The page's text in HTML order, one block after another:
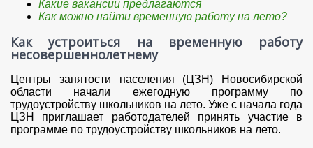
Какие вакансии предлагаются
Как можно найти временную работу на лето?
Как устроиться на временную работу
несовершеннолетнему
Центры занятости населения (ЦЗН) Новосибирской
области начали ежегодную программу по
трудоустройству школьников на лето. Уже с начала года
ЦЗН приглашает работодателей принять участие в
программе по трудоустройству школьников на лето.